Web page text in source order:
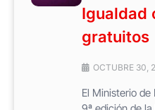
Igualdad
gratuitos
OCTUBRE 30,
El Ministerio de